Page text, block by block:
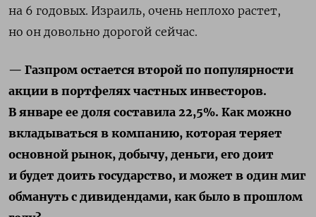
на 6 годовых. Израиль, очень неплохо растет,
но он довольно дорогой сейчас.
— Газпром остается второй по популярности
акции в портфелях частных инвесторов.
В январе ее доля составила 22,5%. Как можно
вкладываться в компанию, которая теряет
основной рынок, добычу, деньги, его доит
и будет доить государство, и может в один миг
обмануть с дивидендами, как было в прошлом